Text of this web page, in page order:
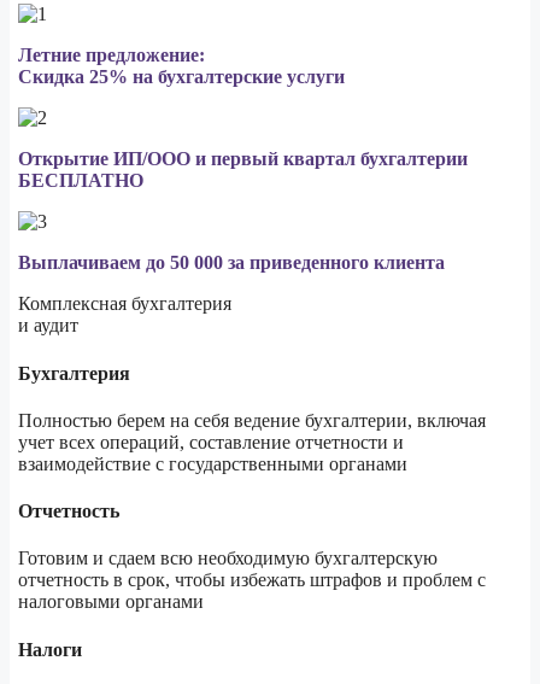
Летние предложение:
Скидка 25% на бухгалтерские услуги
Открытие ИП/ООО и первый квартал бухгалтерии
БЕСПЛАТНО
Выплачиваем до 50 000 за приведенного клиента
Комплексная бухгалтерия
и аудит
Бухгалтерия
Полностью берем на себя ведение бухгалтерии, включая
учет всех операций, составление отчетности и
взаимодействие с государственными органами
Отчетность
Готовим и сдаем всю необходимую бухгалтерскую
отчетность в срок, чтобы избежать штрафов и проблем с
налоговыми органами
Налоги